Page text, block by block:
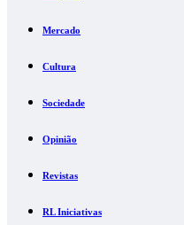
Mercado
Cultura
Sociedade
Opinião
Revistas
RL Iniciativas